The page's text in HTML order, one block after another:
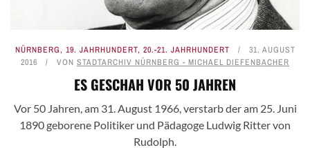
NÜRNBERG, 19. JAHRHUNDERT, 20.-21. JAHRHUNDERT
31. AUGUST
2016
VON STADTARCHIV NÜRNBERG - MICHAEL DIEFENBACHER
ES GESCHAH VOR 50 JAHREN
Vor 50 Jahren, am 31. August 1966, verstarb der am 25. Juni
1890 geborene Politiker und Pädagoge Ludwig Ritter von
Rudolph.